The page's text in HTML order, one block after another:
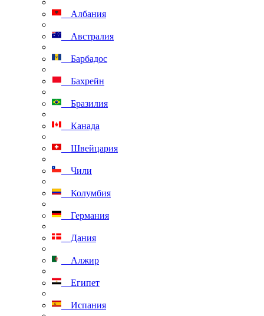
Албания
Австралия
Барбадос
Бахрейн
Бразилия
Канада
Швейцария
Чили
Колумбия
Германия
Дания
Алжир
Египет
Испания